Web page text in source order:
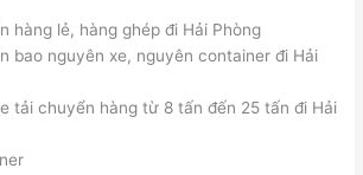
hàng lẻ, hàng ghép đi Hải Phòng
bao nguyên xe, nguyên container đi Hải
tải chuyển hàng từ 8 tấn đến 25 tấn đi Hải